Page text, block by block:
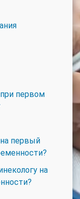
первом
первый
на